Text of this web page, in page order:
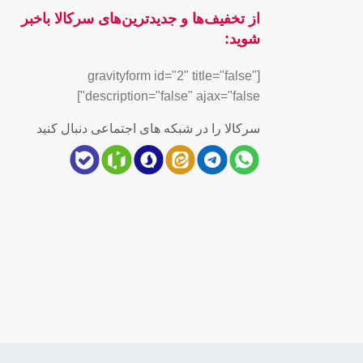
از تخفیف‌ها و جدیدترین‌های سرکالا باخبر
شوید:
[gravityform id="2" title="false"
description="false" ajax="false"]
سرکالا را در شبکه های اجتماعی دنبال کنید